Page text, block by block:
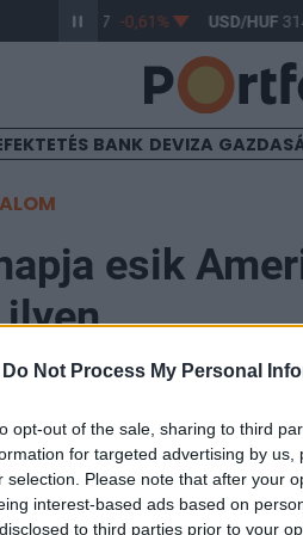
Do Not Process My Personal
opt-out of the sale, sharing to third
for targeted advertising by
selection. Please note that after your
interest-based ads based on
to third parties prior to your
363,17 -0,61% USD/HUF
BANK DEVIZA
esik
az amerikai
fokozták a feszültséget a